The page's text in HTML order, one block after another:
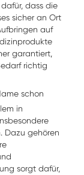
dass die
sicher an Ort
auf
garantiert,
richtig
schon
in
Dazu gehören
sorgt dafür,